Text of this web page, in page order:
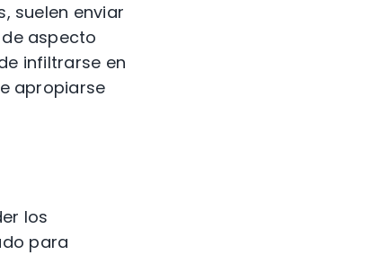
suelen enviar
aspecto
infiltrarse en
apropiarse
los
para